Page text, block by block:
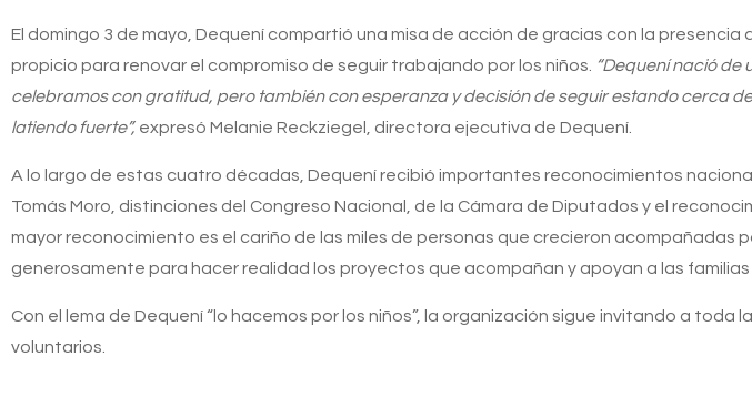
El domingo 3 de mayo, Dequení compartió una misa de acción de gracias con la
propicio para renovar el compromiso de seguir trabajando por los niños.
“Dequení nació de
celebramos con gratitud, pero también con esperanza y decisión de seguir estando cerca
latiendo fuerte”, expresó Melanie Reckziegel, directora ejecutiva de Dequení.
A lo largo de estas cuatro décadas, Dequení recibió importantes reconocimientos
Tomás Moro, distinciones del Congreso Nacional, de la Cámara de Diputados y el
mayor reconocimiento es el cariño de las miles de personas que crecieron acompañadas
generosamente para hacer realidad los proyectos que acompañan y apoyan a las familias
Con el lema de Dequení “lo hacemos por los niños”, la organización sigue invitando a toda
voluntarios.